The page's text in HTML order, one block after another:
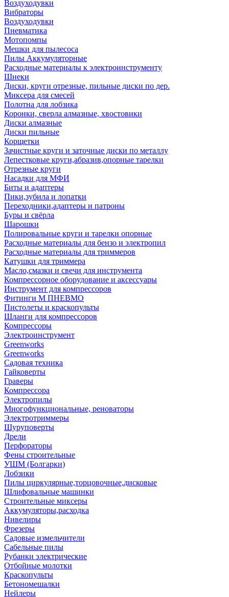
Воздуходувки
Вибраторы
Воздуходувки
Пневматика
Мотопомпы
Мешки для пылесоса
Пилы Аккумуляторные
Расходные материалы к электроинструменту
Шнеки
Диски, круги отрезные, пильные диски по дер.
Миксера для смесей
Полотна для лобзика
Коронки, сверла алмазные, хвостовики
Диски алмазные
Диски пильные
Корщетки
Зачистные круги и заточные диски по металлу
Лепестковые круги,абразив,опорные тарелки
Отрезные круги
Насадки для МФИ
Биты и адаптеры
Пики,зубила и лопатки
Переходники,адаптеры и патроны
Буры и свёрла
Шарошки
Полировальные круги и тарелки опорные
Расходные материалы для бензо и электропил
Расходные материалы для триммеров
Катушки для триммера
Масло,смазки и свечи для инструмента
Компрессорное оборудование и аксессуары
Инструмент для компрессоров
Фитинги М ПНЕВМО
Пистолеты и краскопульты
Шланги для компрессоров
Компрессоры
Электроинструмент
Greenworks
Greenworks
Садовая техника
Гайковерты
Граверы
Компрессора
Электропилы
Многофункциональные, реноваторы
Электротриммеры
Шуруповерты
Дрели
Перфораторы
Фены строительные
УШМ (Болгарки)
Лобзики
Пилы циркулярные,торцовочные,дисковые
Шлифовальные машинки
Строительные миксеры
Аккумуляторы,расходка
Нивелиры
Фрезеры
Садовые измельчители
Сабельные пилы
Рубанки электрические
Отбойные молотки
Краскопульты
Бетономешалки
Нейлеры